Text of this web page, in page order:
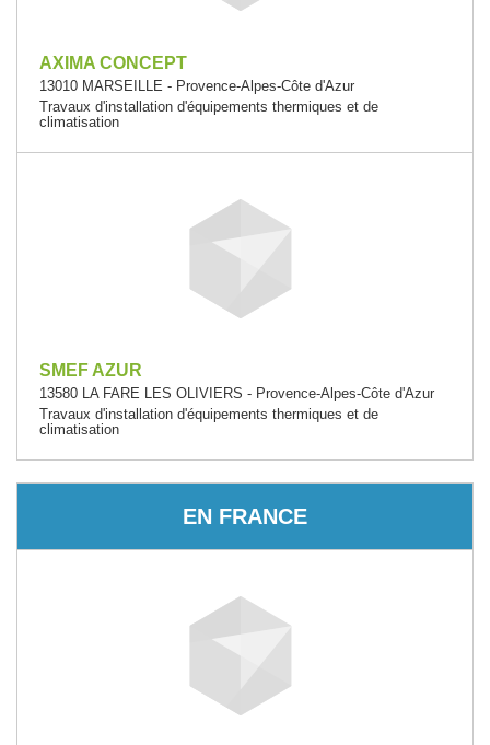
AXIMA CONCEPT
13010 MARSEILLE - Provence-Alpes-Côte d'Azur
Travaux d'installation d'équipements thermiques et de
climatisation
SMEF AZUR
13580 LA FARE LES OLIVIERS - Provence-Alpes-Côte d'Azur
Travaux d'installation d'équipements thermiques et de
climatisation
EN FRANCE